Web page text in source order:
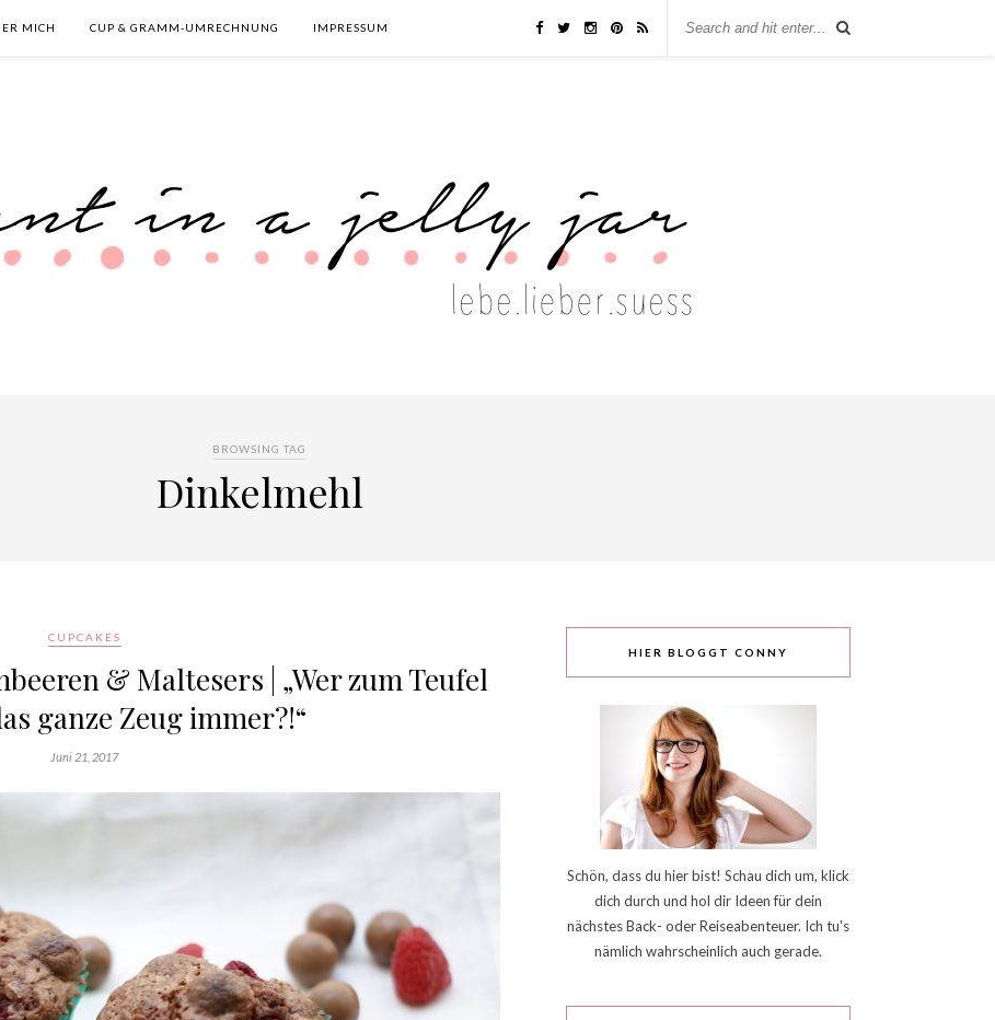
MICH CUP & GRAMM-UMRECHNUNG IMPRESSUM
BROWSING TAG
Dinkelmehl
CUPCAKES
& Maltesers | „Wer zum Teufel
ganze Zeug immer?!“
Juni 21, 2017
HIER BLOGGT CONNY
Schön, dass du hier bist! Schau dich um, klick
dich durch und hol dir Ideen für dein
nächstes Back- oder Reiseabenteuer. Ich tu's
nämlich wahrscheinlich auch gerade.